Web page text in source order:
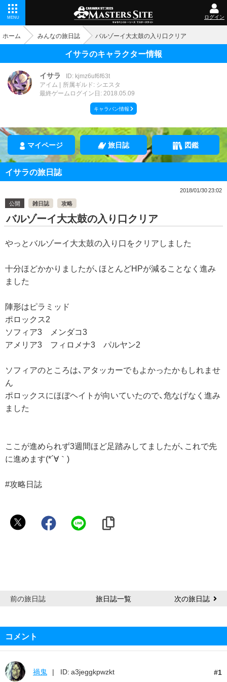
MENU ログイン
ホーム みんなの旅日誌 バルゾーイ大太鼓の入り口クリア
イサラのキャラクター情報
イサラ
ID: kjmz6uf6f63t
アイム
所属ギルド: シエスタ
最終ゲームログイン日: 2018.05.09
キャラバン情報
マイページ 旅日誌 図鑑
イサラの旅日誌
2018/01/30 23:02
公開
雑日誌 攻略
バルゾーイ大太鼓の入り口クリア
やっとバルゾーイ大太鼓の入り口をクリアしました
十分ほどかかりましたが、ほとんどHPが減ることなく進み
ました
陣形はピラミッド
ポロックス2
ソフィア3 メンダコ3
アメリア3 フィロメナ3 パルヤン2
ソフィアのところは、アタッカーでもよかったかもしれませ
ん
ポロックスにほぼヘイトが向いていたので、危なげなく進み
ました
ここが進められず3週間ほど足踏みしてましたが、これで先
に進めます(*´∀｀)
#攻略日誌
イ
前の旅日誌 旅日誌一覧 次の旅日誌
コメント
1
禍鬼 ID: a3jeggkpwzkt